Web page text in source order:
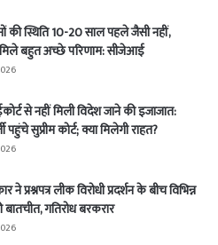
की स्थिति 10-20 साल पहले जैसी नहीं,
से मिले बहुत अच्छे परिणाम: सीजेआई
से नहीं मिली विदेश जाने की इजाजात:
पहुंचे सुप्रीम कोर्ट; क्या मिलेगी राहत?
प्रश्नपत्र लीक विरोधी प्रदर्शन के बीच विभिन्न
गतिरोध बरकरार